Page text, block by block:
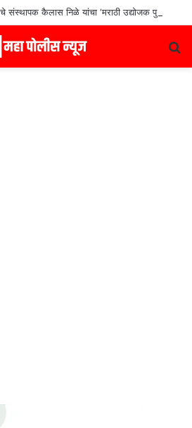
रिदम इरिगेशन ठिबक कंपनीचे संस्थापक कैलास निळे यांचा ‘मराठी उद्योजक पुरस्कार